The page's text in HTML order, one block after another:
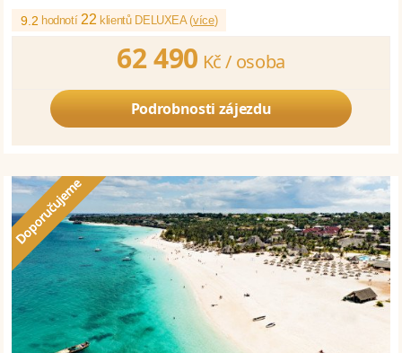
9.2 hodnotí22 klientů DELUXEA (více)
62 490 Kč / osoba
Podrobnosti zájezdu